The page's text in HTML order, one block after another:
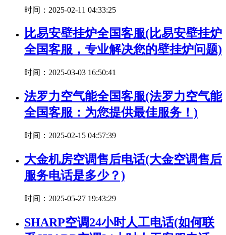
时间：2025-02-11 04:33:25
比易安壁挂炉全国客服(比易安壁挂炉
全国客服，专业解决您的壁挂炉问题)
时间：2025-03-03 16:50:41
法罗力空气能全国客服(法罗力空气能
全国客服：为您提供最佳服务！)
时间：2025-02-15 04:57:39
大金机房空调售后电话(大金空调售后
服务电话是多少？)
时间：2025-05-27 19:43:29
SHARP空调24小时人工电话(如何联